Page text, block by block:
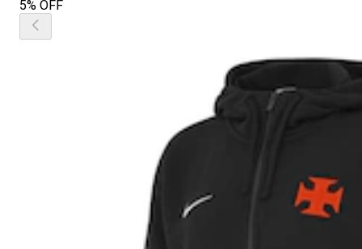
5% OFF